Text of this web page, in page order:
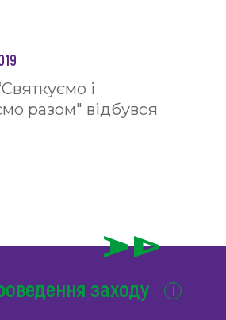
і
разом" відбувся
заходу